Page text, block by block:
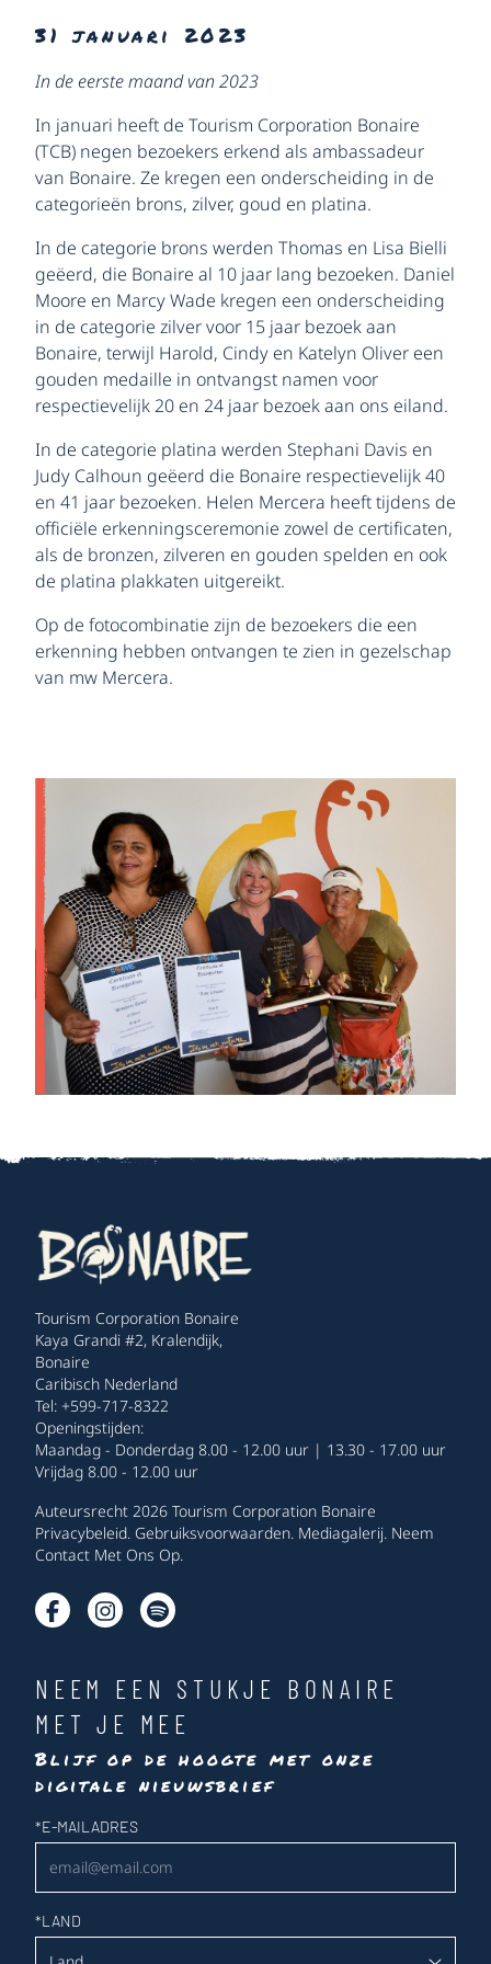
31 januari 2023
In de eerste maand van 2023
In januari heeft de Tourism Corporation Bonaire
(TCB) negen bezoekers erkend als ambassadeur
van Bonaire. Ze kregen een onderscheiding in de
categorieën brons, zilver, goud en platina.
In de categorie brons werden Thomas en Lisa Bielli
geëerd, die Bonaire al 10 jaar lang bezoeken. Daniel
Moore en Marcy Wade kregen een onderscheiding
in de categorie zilver voor 15 jaar bezoek aan
Bonaire, terwijl Harold, Cindy en Katelyn Oliver een
gouden medaille in ontvangst namen voor
respectievelijk 20 en 24 jaar bezoek aan ons eiland.
In de categorie platina werden Stephani Davis en
Judy Calhoun geëerd die Bonaire respectievelijk 40
en 41 jaar bezoeken. Helen Mercera heeft tijdens de
officiële erkenningsceremonie zowel de certificaten,
als de bronzen, zilveren en gouden spelden en ook
de platina plakkaten uitgereikt.
Op de fotocombinatie zijn de bezoekers die een
erkenning hebben ontvangen te zien in gezelschap
van mw Mercera.
Tourism Corporation Bonaire
Kaya Grandi #2, Kralendijk,
Bonaire
Caribisch Nederland
Tel: +599-717-8322
Openingstijden:
Maandag - Donderdag 8.00 - 12.00 uur | 13.30 - 17.00 uur
Vrijdag 8.00 - 12.00 uur
Auteursrecht 2026 Tourism Corporation Bonaire
Privacybeleid. Gebruiksvoorwaarden. Mediagalerij. Neem
Contact Met Ons Op.
NEEM EEN STUKJE BONAIRE
MET JE MEE
Blijf op de hoogte met onze
digitale nieuwsbrief
Nieuwsbrief
*E-MAILADRES
*LAND